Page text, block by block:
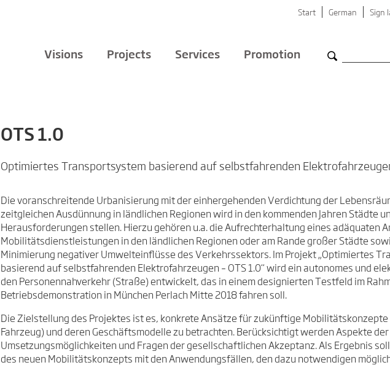
Start Sign
German
Visions Projects Services Promotion
OTS 1.0
Optimiertes Transportsystem basierend auf selbstfahrenden
Die voranschreitende Urbanisierung mit der einhergehenden Verdichtung der
zeitgleichen Ausdünnung in ländlichen Regionen wird in den kommenden Jahren Städte
Herausforderungen stellen. Hierzu gehören u.a. die Aufrechterhaltung eines adäquaten
Mobilitätsdienstleistungen in den ländlichen Regionen oder am Rande großer Städte
Minimierung negativer Umwelteinflüsse des Verkehrssektors. Im Projekt „Optimiertes
basierend auf selbstfahrenden Elektrofahrzeugen – OTS 1.0“ wird ein autonomes und
den Personennahverkehr (Straße) entwickelt, das in einem designierten Testfeld im
Betriebsdemonstration in München Perlach Mitte 2018 fahren soll.
Die Zielstellung des Projektes ist es, konkrete Ansätze für zukünftige
Fahrzeug) und deren Geschäftsmodelle zu betrachten. Berücksichtigt werden Aspekte
Umsetzungsmöglichkeiten und Fragen der gesellschaftlichen Akzeptanz. Als Ergebnis
des neuen Mobilitätskonzepts mit den Anwendungsfällen, den dazu notwendigen